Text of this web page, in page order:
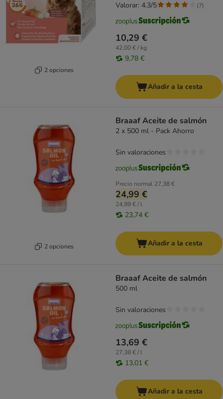
2 opciones
10,29 €
42,00 € / kg
9,78 €
Valorar: 4.3/5 (7)
Añadir a la cesta
2 opciones
Braaaf Aceite de salmón
2 x 500 ml - Pack Ahorro
Precio normal 27,38 €
24,99 €
24,99 € / l
23,74 €
Sin valoraciones
Añadir a la cesta
Braaaf Aceite de salmón
500 ml
13,69 €
27,38 € / l
13,01 €
Sin valoraciones
Añadir a la cesta